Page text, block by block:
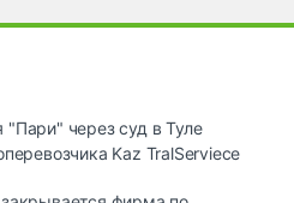
"Пари" через суд в Туле
Kaz TralServiece